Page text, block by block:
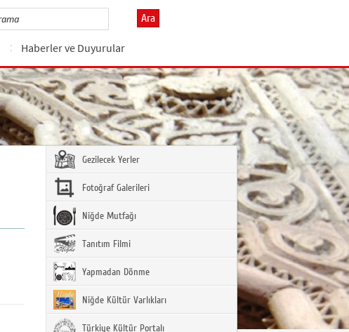
Ara
Haberler ve Duyurular
Gezilecek Yerler
Fotoğraf Galerileri
Niğde Mutfağı
Tanıtım Filmi
Yapmadan Dönme
Niğde Kültür Varlıkları
Türkiye Kültür Portalı